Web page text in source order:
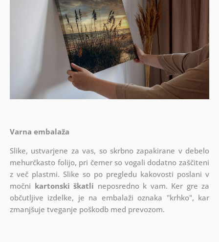
Varna embalaža
Slike, ustvarjene za vas, so skrbno zapakirane v debelo
mehurčkasto folijo, pri čemer so vogali dodatno zaščiteni
z več plastmi. Slike so po pregledu kakovosti poslani v
močni kartonski škatli neposredno k vam. Ker gre za
občutljive izdelke, je na embalaži oznaka "krhko", kar
zmanjšuje tveganje poškodb med prevozom.